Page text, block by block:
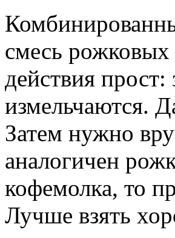
смесь
действия
измельчаются.
Затем нужно
аналогичен
кофемолка, то
Лучше взять